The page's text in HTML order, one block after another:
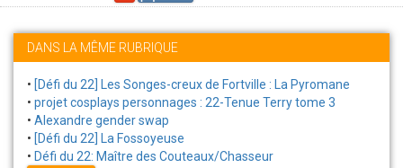
DANS LA MÊME RUBRIQUE
• [Défi du 22] Les Songes-creux de Fortville : La Pyromane
• projet cosplays personnages : 22-Tenue Terry tome 3
• Alexandre gender swap
• [Défi du 22] La Fossoyeuse
• Défi du 22: Maître des Couteaux/Chasseur